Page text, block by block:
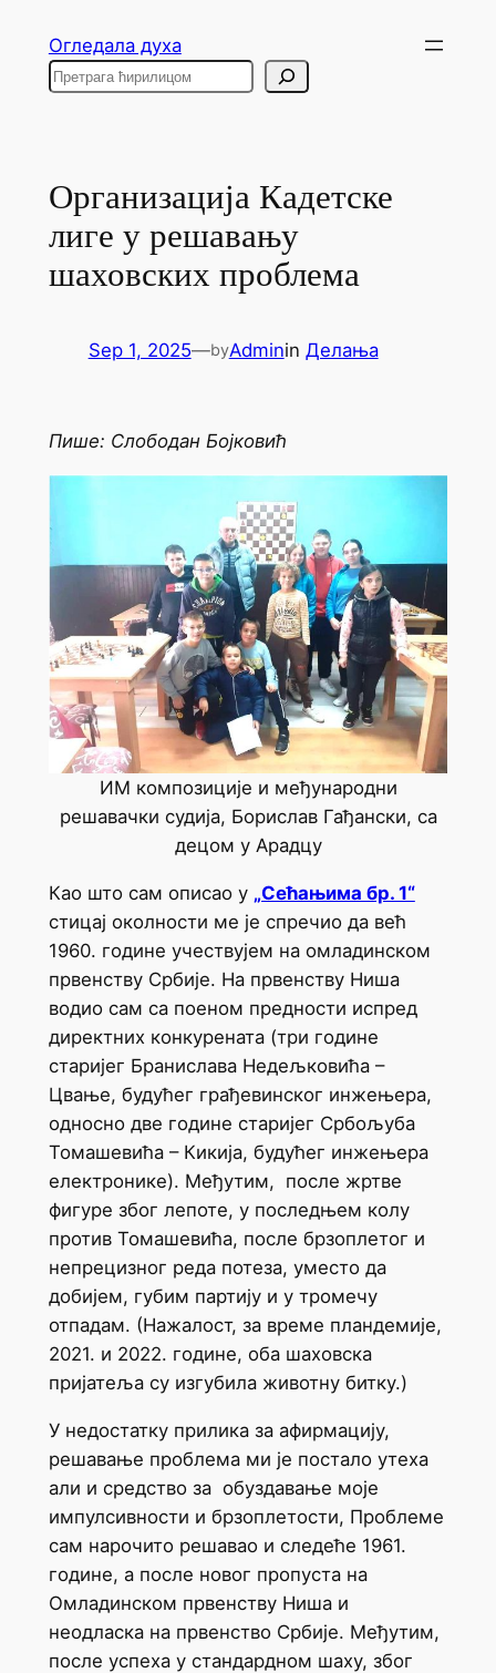
content
Огледала духа
Search
Организација Кадетске
лиге у решавању
шаховских проблема
Sep 1, 2025—byAdminin Делања
Пише: Слободан Бојковић
ИМ композиције и међународни
решавачки судија, Борислав Гађански, са
децом у Арадцу
Као што сам описао у „Сећањима бр. 1“
стицај околности ме је спречио да већ
1960. године учествујем на омладинском
првенству Србије. На првенству Ниша
водио сам са поеном предности испред
директних конкурената (три године
старијег Бранислава Недељковића –
Цвање, будућег грађевинског инжењера,
односно две године старијег Србољуба
Томашевића – Кикија, будућег инжењера
електронике). Међутим, после жртве
фигуре због лепоте, у последњем колу
против Томашевића, после брзоплетог и
непрецизног реда потеза, уместо да
добијем, губим партију и у тромечу
отпадам. (Нажалост, за време пландемије,
2021. и 2022. године, оба шаховска
пријатеља су изгубила животну битку.)
У недостатку прилика за афирмацију,
решавање проблема ми је постало утеха
али и средство за обуздавање моје
импулсивности и брзоплетости, Проблеме
сам нарочито решавао и следеће 1961.
године, а после новог пропуста на
Омладинском првенству Ниша и
неодласка на првенство Србије. Међутим,
после успеха у стандардном шаху, због